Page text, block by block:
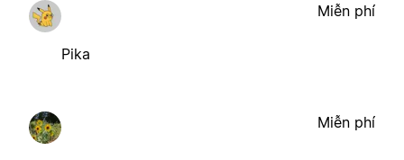
Pika
Miễn phí
Miễn phí